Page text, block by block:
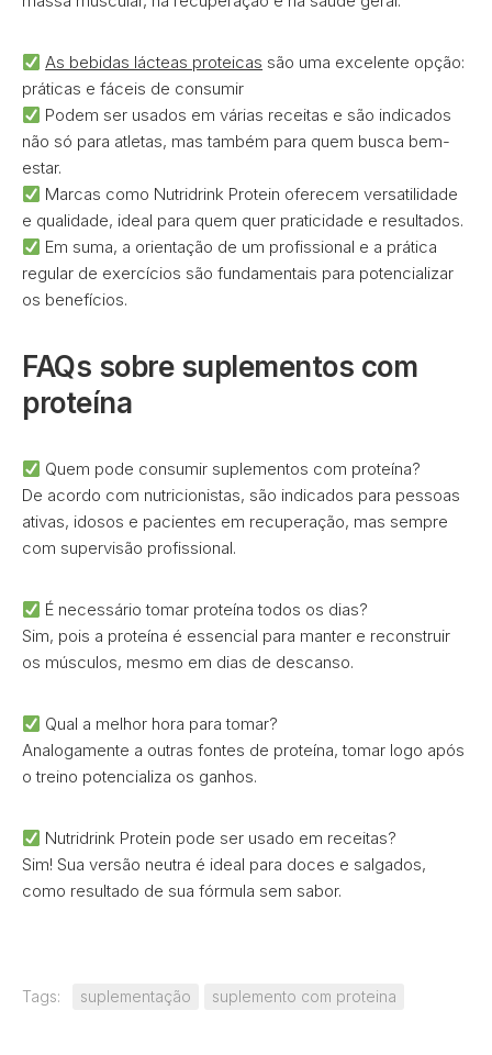
As bebidas lácteas proteicas são uma excelente opção:
práticas e fáceis de consumir
Podem ser usados em várias receitas e são indicados
não só para atletas, mas também para quem busca bem-
estar.
Marcas como Nutridrink Protein oferecem versatilidade
e qualidade, ideal para quem quer praticidade e resultados.
Em suma, a orientação de um profissional e a prática
regular de exercícios são fundamentais para potencializar
os benefícios.
FAQs sobre suplementos com
proteína
Quem pode consumir suplementos com proteína?
De acordo com nutricionistas, são indicados para pessoas
ativas, idosos e pacientes em recuperação, mas sempre
com supervisão profissional.
É necessário tomar proteína todos os dias?
Sim, pois a proteína é essencial para manter e reconstruir
os músculos, mesmo em dias de descanso.
Qual a melhor hora para tomar?
Analogamente a outras fontes de proteína, tomar logo após
o treino potencializa os ganhos.
Nutridrink Protein pode ser usado em receitas?
Sim! Sua versão neutra é ideal para doces e salgados,
como resultado de sua fórmula sem sabor.
Tags: suplementação suplemento com proteina